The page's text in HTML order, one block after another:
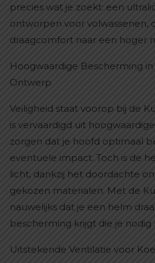
precies wat je zoekt: een
ontworpen voor volwassenen,
draagcomfort naar een hoger
Hoogwaardige Bescherming
Ontwerp
Veiligheid staat voorop bij de
is vervaardigd uit
zorgen dat je hoofd optimaal
eventuele impact. Toch is de
licht, dankzij het doordachte
gekozen materialen. Met de
nauwelijks dat je een helm
bescherming krijgt die je nodig
Uitstekende Ventilatie voor